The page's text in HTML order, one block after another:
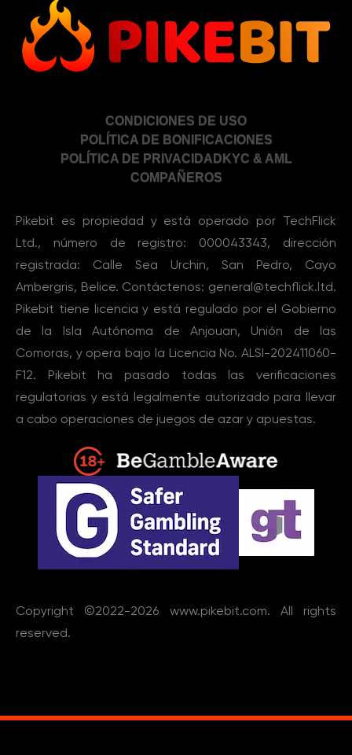
CONDICIONES DE USO
POLÍTICA DE BONIFICACIONES
POLÍTICA DE PRIVACIDAD KYC & AML
COMPAÑEROS
Pikebit es propiedad y está operado por TechFlick
Ltd., número de registro: 000043343, dirección
registrada: Calle Sea Urchin, San Pedro, Cayo
Ambergris, Belice. Contáctenos: general@techflick.ltd.
Pikebit tiene licencia y está regulado por el Gobierno
de la Isla Autónoma de Anjouan, Unión de las
Comoras, y opera bajo la Licencia No. ALSI-202411060-
F12. Pikebit ha pasado todas las verificaciones
regulatorias y está legalmente autorizado para llevar
a cabo operaciones de juegos de azar y apuestas.
Copyright ©2022-2026 www.pikebit.com. All rights
reserved.